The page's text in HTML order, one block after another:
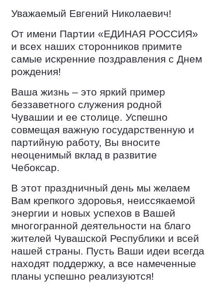
Уважаемый Евгений Николаевич!
От имени Партии «ЕДИНАЯ РОССИЯ»
и всех наших сторонников примите
самые искренние поздравления с Днем
рождения!
Ваша жизнь – это яркий пример
беззаветного служения родной
Чувашии и ее столице. Успешно
совмещая важную государственную и
партийную работу, Вы вносите
неоценимый вклад в развитие
Чебоксар.
В этот праздничный день мы желаем
Вам крепкого здоровья, неиссякаемой
энергии и новых успехов в Вашей
многогранной деятельности на благо
жителей Чувашской Республики и всей
нашей страны. Пусть Ваши идеи всегда
находят поддержку, а все намеченные
планы успешно реализуются!